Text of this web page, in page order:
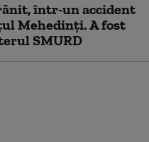
într-un accident
Mehedinţi. A fost
SMURD